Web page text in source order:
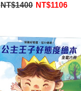
NT$1400 NT$1106